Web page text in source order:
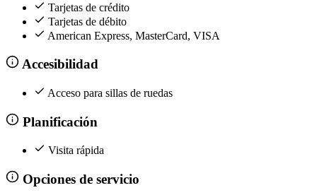
Tarjetas de crédito
Tarjetas de débito
American Express, MasterCard, VISA
Accesibilidad
Acceso para sillas de ruedas
Planificación
Visita rápida
Opciones de servicio